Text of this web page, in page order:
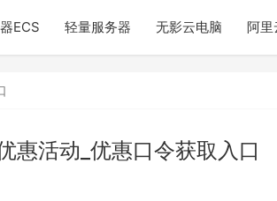
ECS 轻量服务器 无影云电脑 阿里
惠活动_优惠口令获取入口